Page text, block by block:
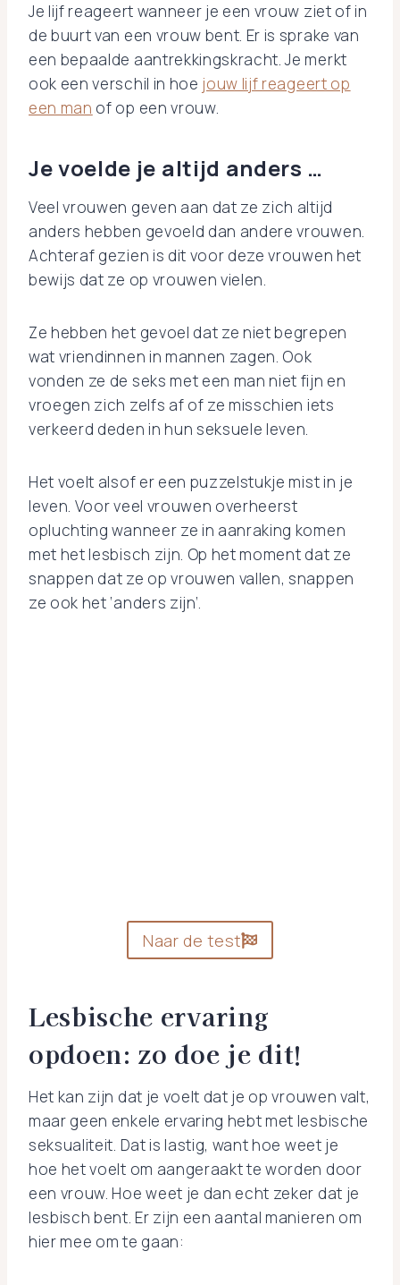
Je lijf reageert wanneer je een vrouw ziet of in
de buurt van een vrouw bent. Er is sprake van
een bepaalde aantrekkingskracht. Je merkt
ook een verschil in hoe jouw lijf reageert op
een man of op een vrouw.
Je voelde je altijd anders …
Veel vrouwen geven aan dat ze zich altijd
anders hebben gevoeld dan andere vrouwen.
Achteraf gezien is dit voor deze vrouwen het
bewijs dat ze op vrouwen vielen.
Ze hebben het gevoel dat ze niet begrepen
wat vriendinnen in mannen zagen. Ook
vonden ze de seks met een man niet fijn en
vroegen zich zelfs af of ze misschien iets
verkeerd deden in hun seksuele leven.
Het voelt alsof er een puzzelstukje mist in je
leven. Voor veel vrouwen overheerst
opluchting wanneer ze in aanraking komen
met het lesbisch zijn. Op het moment dat ze
snappen dat ze op vrouwen vallen, snappen
ze ook het ‘anders zijn’.
Naar de test
Lesbische ervaring
opdoen: zo doe je dit!
Het kan zijn dat je voelt dat je op vrouwen valt,
maar geen enkele ervaring hebt met lesbische
seksualiteit. Dat is lastig, want hoe weet je
hoe het voelt om aangeraakt te worden door
een vrouw. Hoe weet je dan echt zeker dat je
lesbisch bent. Er zijn een aantal manieren om
hier mee om te gaan: